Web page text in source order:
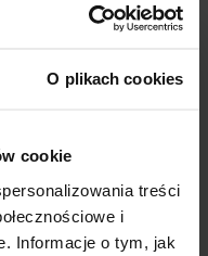
O plikach cookies
cookie
treści
i
Informacje o tym, jak
PLN